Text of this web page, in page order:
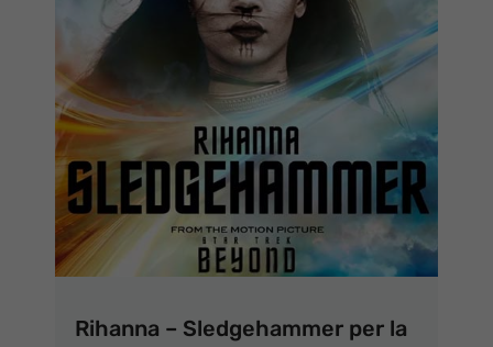
Rihanna – Sledgehammer per la